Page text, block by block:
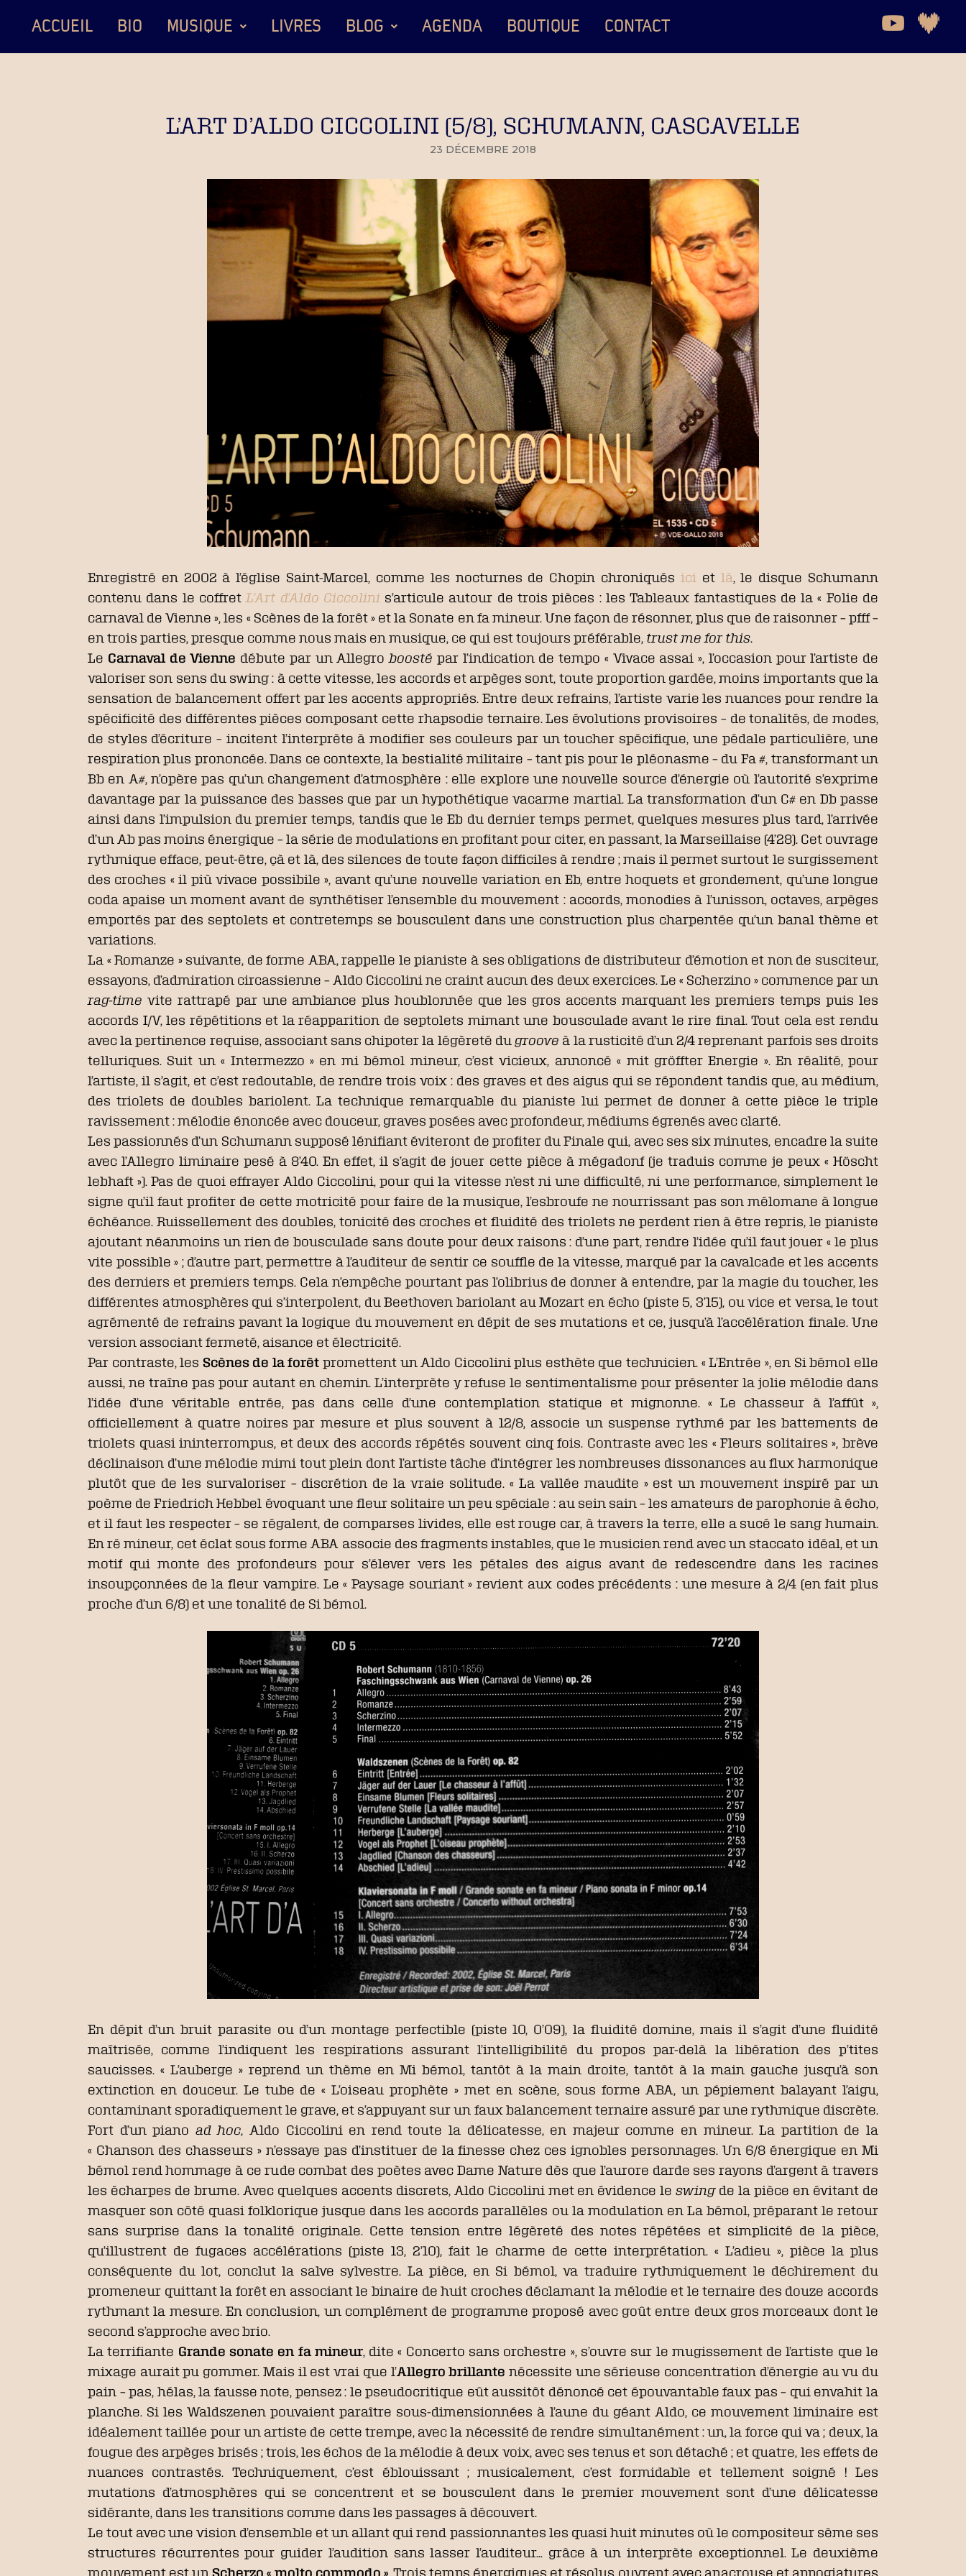
ACCUEIL BIO MUSIQUE LIVRES BLOG AGENDA BOUTIQUE CONTACT
L’ART D’ALDO CICCOLINI (5/8), SCHUMANN, CASCAVELLE
23 DÉCEMBRE 2018
Enregistré en 2002 à l’église Saint-Marcel, comme les nocturnes de Chopin chroniqués ici et là, le disque Schumann
contenu dans le coffret L’Art d’Aldo Ciccolini s’articule autour de trois pièces : les Tableaux fantastiques de la « Folie de
carnaval de Vienne », les « Scènes de la forêt » et la Sonate en fa mineur. Une façon de résonner, plus que de raisonner – pfff –
en trois parties, presque comme nous mais en musique, ce qui est toujours préférable, trust me for this.
Le Carnaval de Vienne débute par un Allegro boosté par l’indication de tempo « Vivace assai », l’occasion pour l’artiste de
valoriser son sens du swing : à cette vitesse, les accords et arpèges sont, toute proportion gardée, moins importants que la
sensation de balancement offert par les accents appropriés. Entre deux refrains, l’artiste varie les nuances pour rendre la
spécificité des différentes pièces composant cette rhapsodie ternaire. Les évolutions provisoires – de tonalités, de modes,
de styles d’écriture – incitent l’interprète à modifier ses couleurs par un toucher spécifique, une pédale particulière, une
respiration plus prononcée. Dans ce contexte, la bestialité militaire – tant pis pour le pléonasme – du Fa #, transformant un
Bb en A#, n’opère pas qu’un changement d’atmosphère : elle explore une nouvelle source d’énergie où l’autorité s’exprime
davantage par la puissance des basses que par un hypothétique vacarme martial. La transformation d’un C# en Db passe
ainsi dans l’impulsion du premier temps, tandis que le Eb du dernier temps permet, quelques mesures plus tard, l’arrivée
d’un Ab pas moins énergique – la série de modulations en profitant pour citer, en passant, la Marseillaise (4’28). Cet ouvrage
rythmique efface, peut-être, çà et là, des silences de toute façon difficiles à rendre ; mais il permet surtout le surgissement
des croches « il più vivace possibile », avant qu’une nouvelle variation en Eb, entre hoquets et grondement, qu’une longue
coda apaise un moment avant de synthétiser l’ensemble du mouvement : accords, monodies à l’unisson, octaves, arpèges
emportés par des septolets et contretemps se bousculent dans une construction plus charpentée qu’un banal thème et
variations.
La « Romanze » suivante, de forme ABA, rappelle le pianiste à ses obligations de distributeur d’émotion et non de susciteur,
essayons, d’admiration circassienne – Aldo Ciccolini ne craint aucun des deux exercices. Le « Scherzino » commence par un
rag-time vite rattrapé par une ambiance plus houblonnée que les gros accents marquant les premiers temps puis les
accords I/V, les répétitions et la réapparition de septolets mimant une bousculade avant le rire final. Tout cela est rendu
avec la pertinence requise, associant sans chipoter la légèreté du groove à la rusticité d’un 2/4 reprenant parfois ses droits
telluriques. Suit un « Intermezzo » en mi bémol mineur, c’est vicieux, annoncé « mit gröffter Energie ». En réalité, pour
l’artiste, il s’agit, et c’est redoutable, de rendre trois voix : des graves et des aigus qui se répondent tandis que, au médium,
des triolets de doubles bariolent. La technique remarquable du pianiste lui permet de donner à cette pièce le triple
ravissement : mélodie énoncée avec douceur, graves posées avec profondeur, médiums égrenés avec clarté.
Les passionnés d’un Schumann supposé lénifiant éviteront de profiter du Finale qui, avec ses six minutes, encadre la suite
avec l’Allegro liminaire pesé à 8’40. En effet, il s’agit de jouer cette pièce à mégadonf (je traduis comme je peux « Höscht
lebhaft »). Pas de quoi effrayer Aldo Ciccolini, pour qui la vitesse n’est ni une difficulté, ni une performance, simplement le
signe qu’il faut profiter de cette motricité pour faire de la musique, l’esbroufe ne nourrissant pas son mélomane à longue
échéance. Ruissellement des doubles, tonicité des croches et fluidité des triolets ne perdent rien à être repris, le pianiste
ajoutant néanmoins un rien de bousculade sans doute pour deux raisons : d’une part, rendre l’idée qu’il faut jouer « le plus
vite possible » ; d’autre part, permettre à l’auditeur de sentir ce souffle de la vitesse, marqué par la cavalcade et les accents
des derniers et premiers temps. Cela n’empêche pourtant pas l’olibrius de donner à entendre, par la magie du toucher, les
différentes atmosphères qui s’interpolent, du Beethoven bariolant au Mozart en écho (piste 5, 3’15), ou vice et versa, le tout
agrémenté de refrains pavant la logique du mouvement en dépit de ses mutations et ce, jusqu’à l’accélération finale. Une
version associant fermeté, aisance et électricité.
Par contraste, les Scènes de la forêtpromettent un Aldo Ciccolini plus esthète que technicien. « L’Entrée », en Si bémol elle
aussi, ne traîne pas pour autant en chemin. L’interprète y refuse le sentimentalisme pour présenter la jolie mélodie dans
l’idée d’une véritable entrée, pas dans celle d’une contemplation statique et mignonne. « Le chasseur à l’affût »,
officiellement à quatre noires par mesure et plus souvent à 12/8, associe un suspense rythmé par les battements de
triolets quasi ininterrompus, et deux des accords répétés souvent cinq fois. Contraste avec les « Fleurs solitaires », brève
déclinaison d’une mélodie mimi tout plein dont l’artiste tâche d’intégrer les nombreuses dissonances au flux harmonique
plutôt que de les survaloriser – discrétion de la vraie solitude. « La vallée maudite » est un mouvement inspiré par un
poème de Friedrich Hebbel évoquant une fleur solitaire un peu spéciale : au sein sain – les amateurs de parophonie à écho,
et il faut les respecter – se régalent, de comparses livides, elle est rouge car, à travers la terre, elle a sucé le sang humain.
En ré mineur, cet éclat sous forme ABA associe des fragments instables, que le musicien rend avec un staccato idéal, et un
motif qui monte des profondeurs pour s’élever vers les pétales des aigus avant de redescendre dans les racines
insoupçonnées de la fleur vampire. Le « Paysage souriant » revient aux codes précédents : une mesure à 2/4 (en fait plus
proche d’un 6/8) et une tonalité de Si bémol.
En dépit d’un bruit parasite ou d’un montage perfectible (piste 10, 0’09), la fluidité domine, mais il s’agit d’une fluidité
maîtrisée, comme l’indiquent les respirations assurant l’intelligibilité du propos par-delà la libération des p’tites
saucisses. « L’auberge » reprend un thème en Mi bémol, tantôt à la main droite, tantôt à la main gauche jusqu’à son
extinction en douceur. Le tube de « L’oiseau prophète » met en scène, sous forme ABA, un pépiement balayant l’aigu,
contaminant sporadiquement le grave, et s’appuyant sur un faux balancement ternaire assuré par une rythmique discrète.
Fort d’un piano ad hoc, Aldo Ciccolini en rend toute la délicatesse, en majeur comme en mineur. La partition de la
« Chanson des chasseurs » n’essaye pas d’instituer de la finesse chez ces ignobles personnages. Un 6/8 énergique en Mi
bémol rend hommage à ce rude combat des poètes avec Dame Nature dès que l’aurore darde ses rayons d’argent à travers
les écharpes de brume. Avec quelques accents discrets, Aldo Ciccolini met en évidence leswingde la pièce en évitant de
masquer son côté quasi folklorique jusque dans les accords parallèles ou la modulation en La bémol, préparant le retour
sans surprise dans la tonalité originale. Cette tension entre légèreté des notes répétées et simplicité de la pièce,
qu’illustrent de fugaces accélérations (piste 13, 2’10), fait le charme de cette interprétation. « L’adieu », pièce la plus
conséquente du lot, conclut la salve sylvestre. La pièce, en Si bémol, va traduire rythmiquement le déchirement du
promeneur quittant la forêt en associant le binaire de huit croches déclamant la mélodie et le ternaire des douze accords
rythmant la mesure. En conclusion, un complément de programme proposé avec goût entre deux gros morceaux dont le
second s’approche avec brio.
La terrifiante Grande sonate en fa mineur, dite « Concerto sans orchestre », s’ouvre sur le mugissement de l’artiste que le
mixage aurait pu gommer. Mais il est vrai que l’Allegro brillante nécessite une sérieuse concentration d’énergie au vu du
pain – pas, hélas, la fausse note, pensez : le pseudocritique eût aussitôt dénoncé cet épouvantable faux pas – qui envahit la
planche. Si les Waldszenen pouvaient paraître sous-dimensionnées à l’aune du géant Aldo, ce mouvement liminaire est
idéalement taillée pour un artiste de cette trempe, avec la nécessité de rendre simultanément : un, la force qui va ; deux, la
fougue des arpèges brisés ; trois, les échos de la mélodie à deux voix, avec ses tenus et son détaché ; et quatre, les effets de
nuances contrastés. Techniquement, c’est éblouissant ; musicalement, c’est formidable et tellement soigné ! Les
mutations d’atmosphères qui se concentrent et se bousculent dans le premier mouvement sont d’une délicatesse
sidérante, dans les transitions comme dans les passages à découvert.
Le tout avec une vision d’ensemble et un allant qui rend passionnantes les quasi huit minutes où le compositeur sème ses
structures récurrentes pour guider l’audition sans lasser l’auditeur… grâce à un interprète exceptionnel. Le deuxième
mouvement est unScherzo « molto commodo ». Trois temps énergiques et résolus ouvrent avec anacrouse et appogiatures